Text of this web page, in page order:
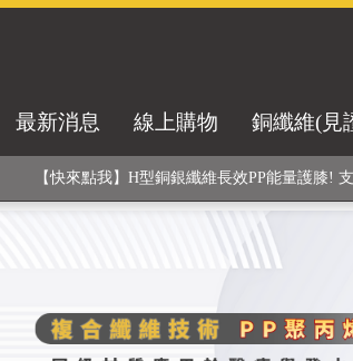
最新消息 線上購物 銅纖維(見
銅銀鍺元素融合紗線，長效抗菌除臭! 全程
【快來點我】H型銅銀纖維長效PP能量護膝!
【快來點我】三金家族- 專利活氧